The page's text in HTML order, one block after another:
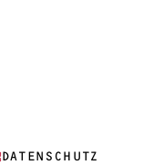
DATENSCHUTZ